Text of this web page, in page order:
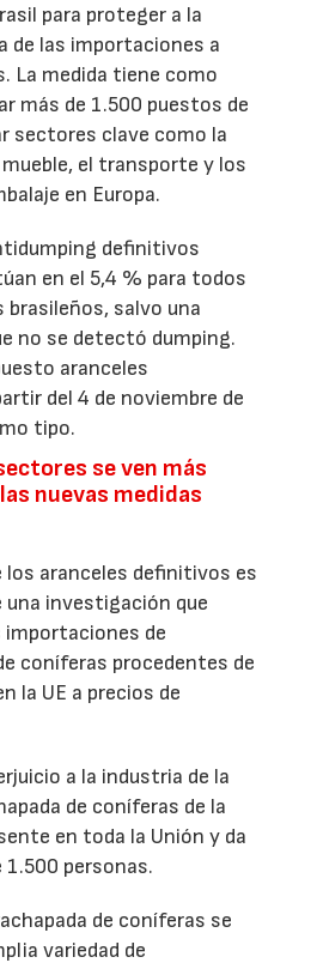
para proteger a la
de las importaciones a
La medida tiene como
más de 1.500 puestos de
sectores clave como la
el transporte y los
en Europa.
definitivos
en el 5,4 % para todos
salvo una
no se detectó dumping.
aranceles
del 4 de noviembre de
tipo.
se ven más
nuevas medidas
los aranceles definitivos es
una investigación que
importaciones de
coníferas procedentes de
la UE a precios de
a la industria de la
de coníferas de la
en toda la Unión y da
1.500 personas.
de coníferas se
variedad de